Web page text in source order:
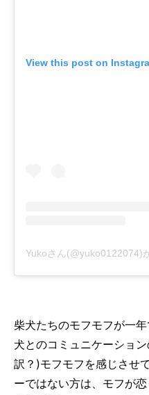
View this post on
Yukoさん(@yuko0122074)
柴犬たちのモフモフが一
犬とのコミュニケーショ
訳？)モフモフを感じさせ
ーではない方は、モフが